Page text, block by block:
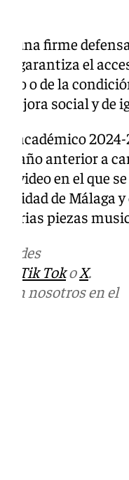
una firme
garantiza el
o de la
social y de
académico
año anterior a
video en el que
de Málaga
varias piezas
redes
Tik TokoX.
con nosotros en el